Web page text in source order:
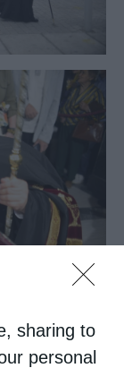
sharing to
personal